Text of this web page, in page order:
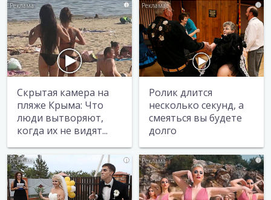
i
Скрытая камера на
пляже Крыма: Что
люди вытворяют,
когда их не видят...
i
Ролик длится
несколько секунд, а
смеяться вы будете
долго
i i